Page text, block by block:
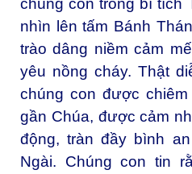
chúng con trong bí tích
nhìn lên tấm Bánh
trào dâng niềm cảm
yêu nồng cháy. Thật
chúng con được
gần Chúa, được cảm
động, tràn đầy bình
Ngài. Chúng con tin